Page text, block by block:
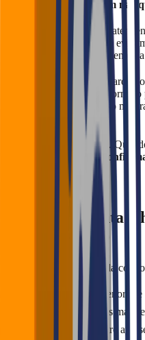
Use a mesma linguagem na
Treine garçons e
verbalmente. Isso evita
expectativa do cliente
🎯 Importante: se o seu
um tipo de alimento), informe
entre os ingredientes. Isso
percepção de valor.
💬 Transparência é tudo.
vai chegar à mesa,
ele confia
5. Leve em conta
funcionamento
O apetite do cliente muda com
Almoço: porções menores e
Happy hour: porções
Jantar: equilíbrio entre